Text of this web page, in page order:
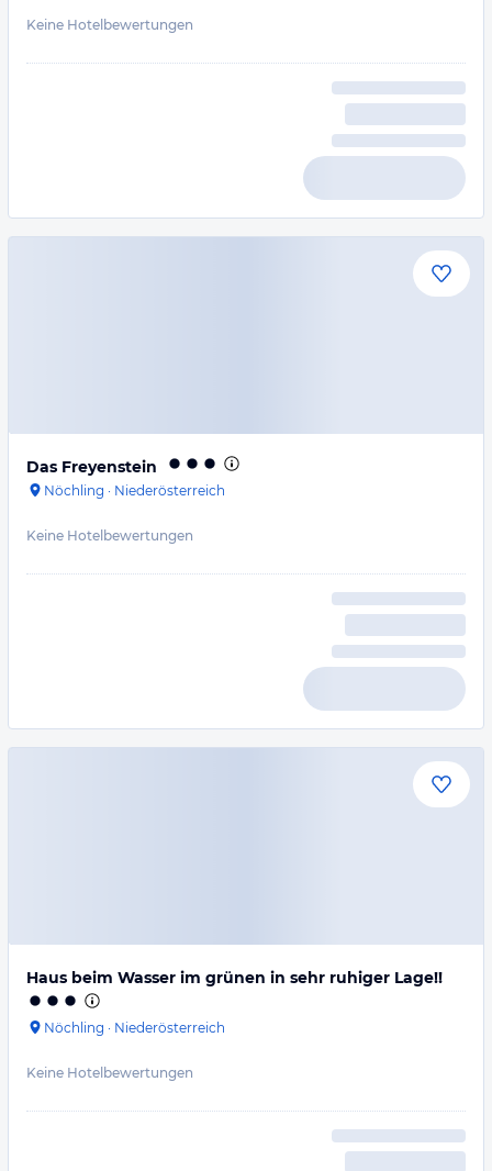
Keine Hotelbewertungen
Das Freyenstein
Nöchling · Niederösterreich
Keine Hotelbewertungen
Haus beim Wasser im grünen in sehr ruhiger Lage!!
Nöchling · Niederösterreich
Keine Hotelbewertungen